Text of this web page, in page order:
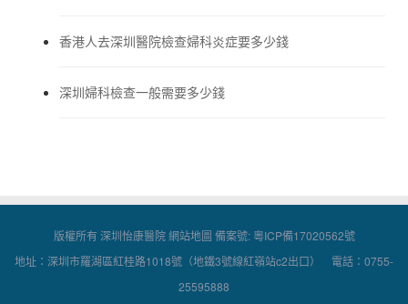
香港人去深圳醫院檢查婦科炎症要多少錢
深圳婦科檢查一般需要多少錢
版權所有 深圳怡康醫院網站地圖 備案號:粵ICP備17020562號
地址：深圳市羅湖區紅桂路1018號（地鐵3號線紅嶺站c2出口） 電話：0755-
25595888